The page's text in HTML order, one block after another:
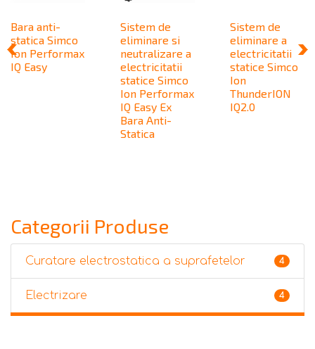
Bara anti-
statica Simco
Ion Performax
IQ Easy
Sistem de
eliminare si
neutralizare a
electricitatii
statice Simco
Ion Performax
IQ Easy Ex
Bara Anti-
Statica
Sistem de
eliminare a
electricitatii
statice Simco
Ion
ThunderION
IQ2.0
Categorii Produse
Curatare electrostatica a suprafetelor 4
Electrizare 4